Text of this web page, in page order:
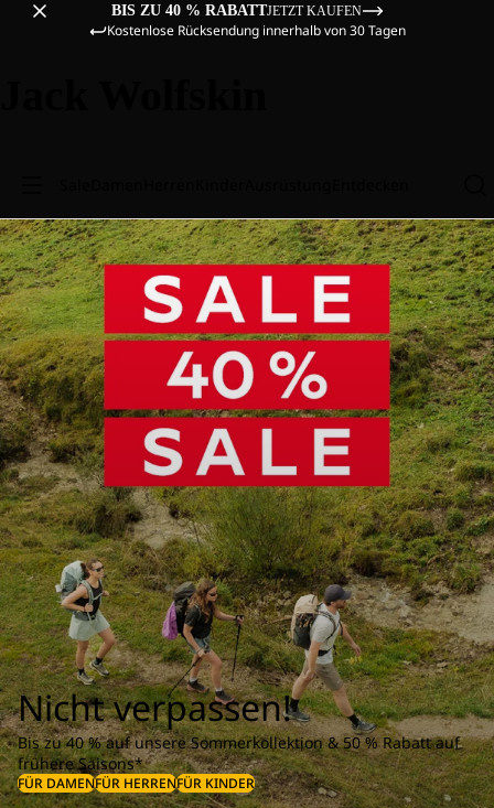
BIS ZU 40 % RABATTJETZT KAUFEN
Kostenlose Rücksendung innerhalb von 30 Tagen
Nicht verpassen!
Bis zu 40 % auf unsere Sommerkollektion & 50 % Rabatt auf
frühere Saisons*
FÜR DAMENFÜR HERRENFÜR KINDER